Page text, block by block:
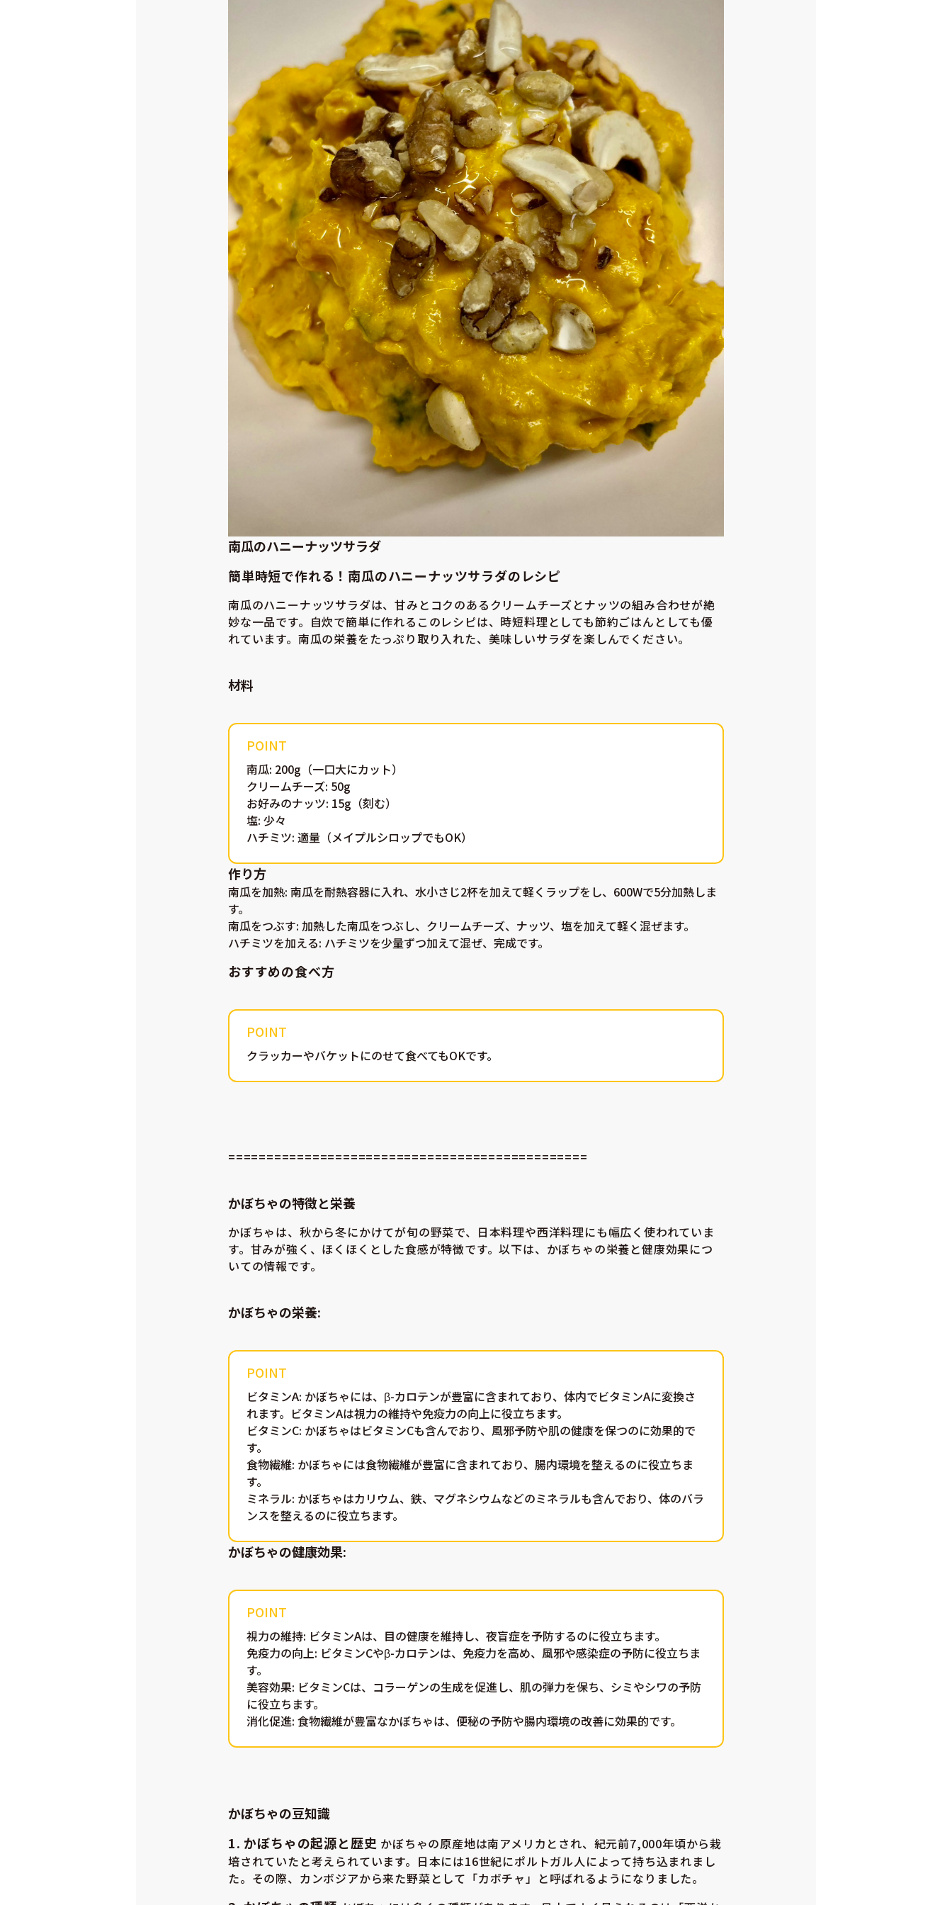
南瓜のハニーナッツサラダ
簡単時短で作れる！南瓜のハニーナッツサラダのレシピ
南瓜のハニーナッツサラダは、甘みとコクのあるクリームチーズとナッツの組み合わせが絶
妙な一品です。自炊で簡単に作れるこのレシピは、時短料理としても節約ごはんとしても優
れています。南瓜の栄養をたっぷり取り入れた、美味しいサラダを楽しんでください。
材料
南瓜: 200g（一口大にカット）
クリームチーズ: 50g
お好みのナッツ: 15g（刻む）
塩: 少々
ハチミツ: 適量（メイプルシロップでもOK）
作り方
南瓜を加熱: 南瓜を耐熱容器に入れ、水小さじ2杯を加えて軽くラップをし、600Wで5分加熱しま
す。
南瓜をつぶす: 加熱した南瓜をつぶし、クリームチーズ、ナッツ、塩を加えて軽く混ぜます。
ハチミツを加える: ハチミツを少量ずつ加えて混ぜ、完成です。
おすすめの食べ方
クラッカーやバケットにのせて食べてもOKです。
===============================================
かぼちゃの特徴と栄養
かぼちゃは、秋から冬にかけてが旬の野菜で、日本料理や西洋料理にも幅広く使われていま
す。甘みが強く、ほくほくとした食感が特徴です。以下は、かぼちゃの栄養と健康効果につ
いての情報です。
かぼちゃの栄養:
ビタミンA: かぼちゃには、β-カロテンが豊富に含まれており、体内でビタミンAに変換さ
れます。ビタミンAは視力の維持や免疫力の向上に役立ちます。
ビタミンC: かぼちゃはビタミンCも含んでおり、風邪予防や肌の健康を保つのに効果的で
す。
食物繊維: かぼちゃには食物繊維が豊富に含まれており、腸内環境を整えるのに役立ちま
す。
ミネラル: かぼちゃはカリウム、鉄、マグネシウムなどのミネラルも含んでおり、体のバラ
ンスを整えるのに役立ちます。
かぼちゃの健康効果:
視力の維持: ビタミンAは、目の健康を維持し、夜盲症を予防するのに役立ちます。
免疫力の向上: ビタミンCやβ-カロテンは、免疫力を高め、風邪や感染症の予防に役立ちま
す。
美容効果: ビタミンCは、コラーゲンの生成を促進し、肌の弾力を保ち、シミやシワの予防
に役立ちます。
消化促進: 食物繊維が豊富なかぼちゃは、便秘の予防や腸内環境の改善に効果的です。
かぼちゃの豆知識
1. かぼちゃの起源と歴史 かぼちゃの原産地は南アメリカとされ、紀元前7,000年頃から栽
培されていたと考えられています。日本には16世紀にポルトガル人によって持ち込まれまし
た。その際、カンボジアから来た野菜として「カボチャ」と呼ばれるようになりました。